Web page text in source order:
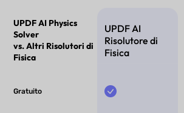
UPDF AI Physics
Solver
vs. Altri Risolutori di
Fisica
UPDF AI
Risolutore di
Fisica
Gratuito